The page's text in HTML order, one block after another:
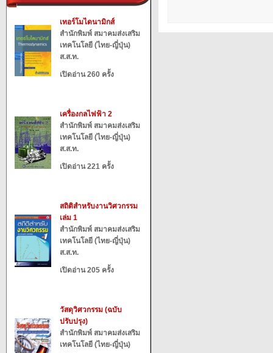
เทอร์โมไดนามิกส์
สำนักพิมพ์ สมาคมส่งเสริม
เทคโนโลยี (ไทย-ญี่ปุ่น)
ส.ส.ท.
เปิดอ่าน 260 ครั้ง
เครื่องกลไฟฟ้า 2
สำนักพิมพ์ สมาคมส่งเสริม
เทคโนโลยี (ไทย-ญี่ปุ่น)
ส.ส.ท.
เปิดอ่าน 221 ครั้ง
สถิติสำหรับงานวิศวกรรม
เล่ม 1
สำนักพิมพ์ สมาคมส่งเสริม
เทคโนโลยี (ไทย-ญี่ปุ่น)
ส.ส.ท.
เปิดอ่าน 205 ครั้ง
วัสดุวิศวกรรม (ฉบับ
ปรับปรุง)
สำนักพิมพ์ สมาคมส่งเสริม
เทคโนโลยี (ไทย-ญี่ปุ่น)